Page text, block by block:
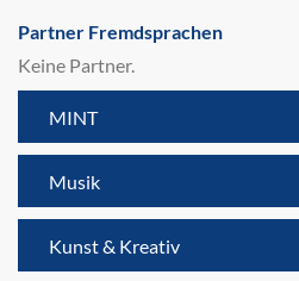
Partner Fremdsprachen
Keine Partner.
MINT
Musik
Kunst & Kreativ